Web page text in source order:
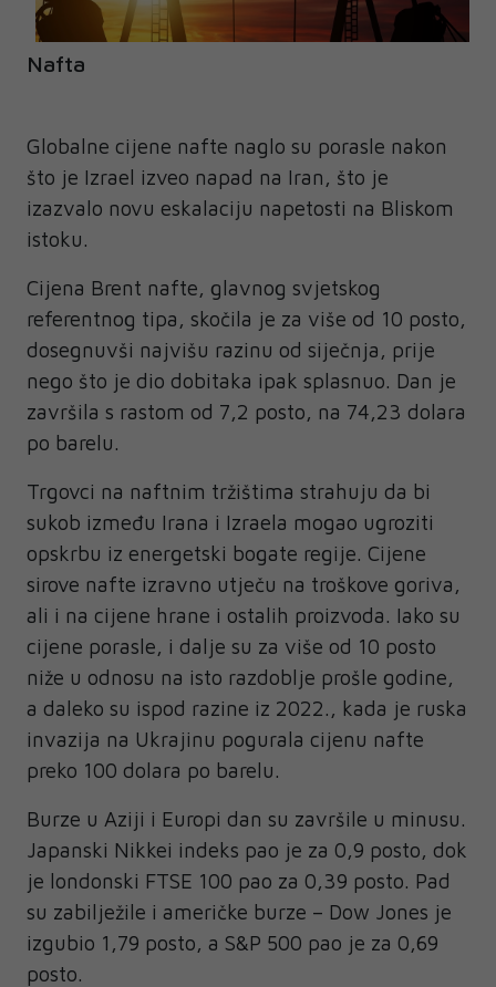
Nafta
Globalne cijene nafte naglo su porasle nakon
što je Izrael izveo napad na Iran, što je
izazvalo novu eskalaciju napetosti na Bliskom
istoku.
Cijena Brent nafte, glavnog svjetskog
referentnog tipa, skočila je za više od 10 posto,
dosegnuvši najvišu razinu od siječnja, prije
nego što je dio dobitaka ipak splasnuo. Dan je
završila s rastom od 7,2 posto, na 74,23 dolara
po barelu.
Trgovci na naftnim tržištima strahuju da bi
sukob između Irana i Izraela mogao ugroziti
opskrbu iz energetski bogate regije. Cijene
sirove nafte izravno utječu na troškove goriva,
ali i na cijene hrane i ostalih proizvoda. Iako su
cijene porasle, i dalje su za više od 10 posto
niže u odnosu na isto razdoblje prošle godine,
a daleko su ispod razine iz 2022., kada je ruska
invazija na Ukrajinu pogurala cijenu nafte
preko 100 dolara po barelu.
Burze u Aziji i Europi dan su završile u minusu.
Japanski Nikkei indeks pao je za 0,9 posto, dok
je londonski FTSE 100 pao za 0,39 posto. Pad
su zabilježile i američke burze – Dow Jones je
izgubio 1,79 posto, a S&P 500 pao je za 0,69
posto.